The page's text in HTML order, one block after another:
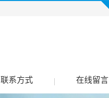
联系方式 在线留言